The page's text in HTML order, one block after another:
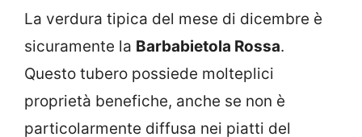
La verdura tipica del mese di dicembre è
sicuramente la Barbabietola Rossa.
Questo tubero possiede molteplici
proprietà benefiche, anche se non è
particolarmente diffusa nei piatti del